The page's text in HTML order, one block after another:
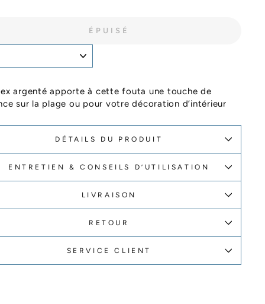
ÉPUISÉ
argenté apporte à cette fouta une touche de
sur la plage ou pour votre décoration d’intérieur
DÉTAILS DU PRODUIT
ENTRETIEN & CONSEILS D’UTILISATION
LIVRAISON
RETOUR
SERVICE CLIENT